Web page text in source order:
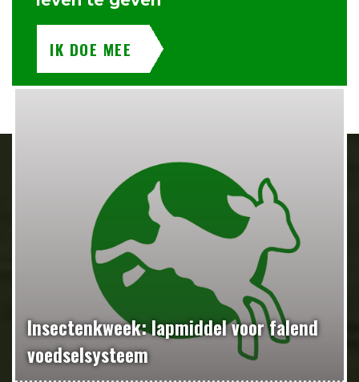
IK DOE MEE
Insectenkweek: lapmiddel voor falend
voedselsysteem